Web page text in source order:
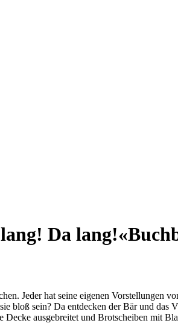
Da lang!«
Jeder hat seine eigenen Vorstellungen
sein? Da entdecken der Bär und das
ausgebreitet und Brotscheiben mit